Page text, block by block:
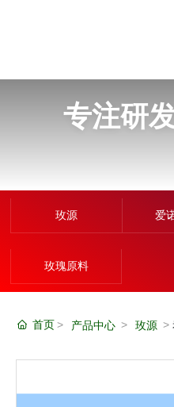
新闻中心
在线购买
品牌定制
专注研
玫源 爱
玫瑰原料
首页 产品中心 玫源